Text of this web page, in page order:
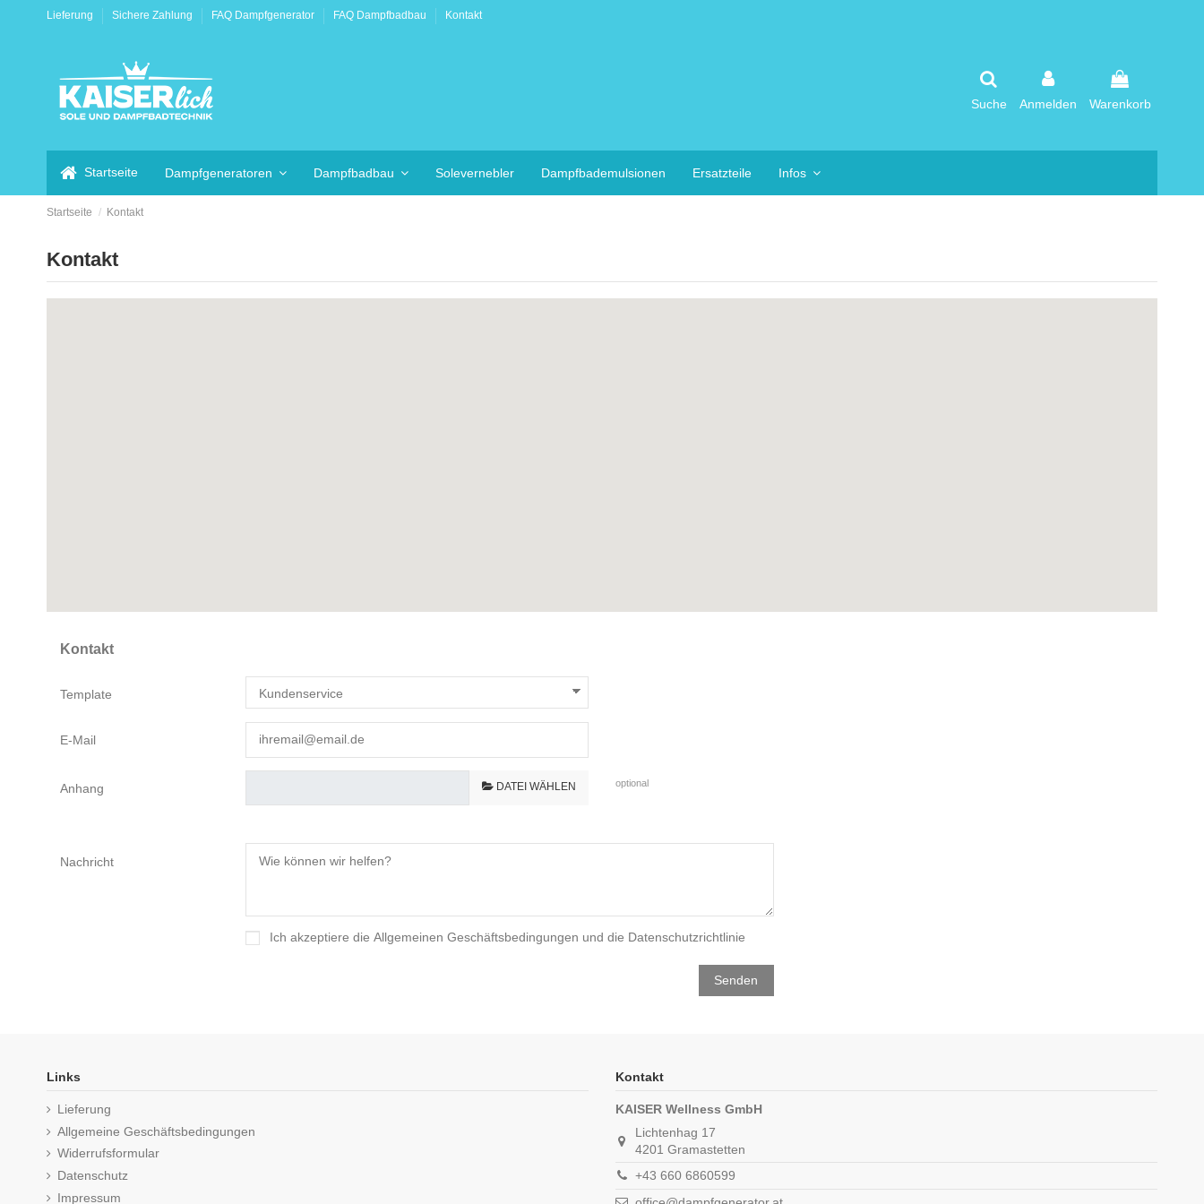
Lieferung Sichere Zahlung FAQ Dampfgenerator FAQ Dampfbadbau Kontakt
Suche Anmelden Warenkorb
Startseite Dampfgeneratoren Dampfbadbau Solevernebler Dampfbademulsionen Ersatzteile Infos
Startseite Kontakt
Kontakt
Kontakt
Template
E-Mail
Anhang DATEI WÄHLEN optional
Nachricht
Ich akzeptiere die Allgemeinen Geschäftsbedingungen und die Datenschutzrichtlinie
Links
Lieferung
Allgemeine Geschäftsbedingungen
Widerrufsformular
Datenschutz
Impressum
Kontakt
KAISER Wellness GmbH
Lichtenhag 17
4201 Gramastetten
+43 660 6860599